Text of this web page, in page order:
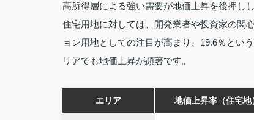
高所得層による強い需要が地価上昇を後押しし
住宅用地に対しては、開発業者や投資家の関
ョン用地としての注目が高まり、19.6％とい
リアでも地価上昇が顕著です。
エリア 地価上昇率（住宅地